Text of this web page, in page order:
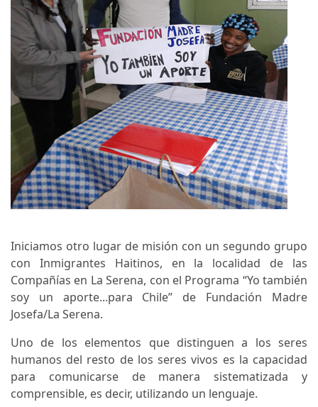
Iniciamos otro lugar de misión con un segundo grupo
con Inmigrantes Haitinos, en la localidad de las
Compañías en La Serena, con el Programa “Yo también
soy un aporte...para Chile” de Fundación Madre
Josefa/La Serena.
Uno de los elementos que distinguen a los seres
humanos del resto de los seres vivos es la capacidad
para comunicarse de manera sistematizada y
comprensible, es decir, utilizando un lenguaje.